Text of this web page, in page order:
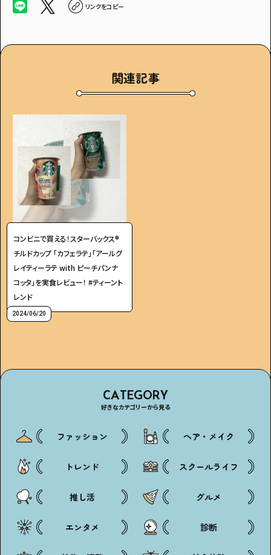
リンクをコピー
関連記事
コンビニで買える！スターバックス®
チルドカップ 「カフェラテ」「アールグ
レイティーラテ with ピーチパンナ
コッタ」を実食レビュー！ #ティーント
レンド
2024/06/20
CATEGORY
好きなカテゴリーから見る
ファッション ヘア・メイク
トレンド スクールライフ
推し活 グルメ
エンタメ 診断